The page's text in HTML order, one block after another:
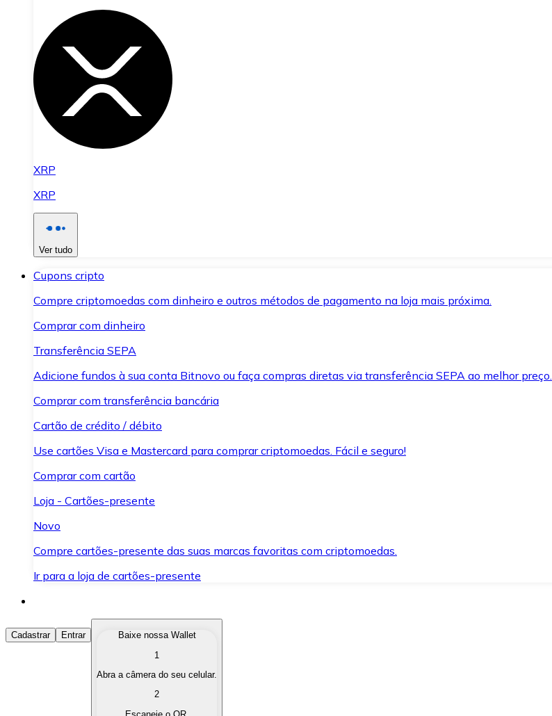
XRP
XRP
Ver tudo
Cupons cripto
Compre criptomoedas com dinheiro e outros métodos de pagamento na loja mais próxima.
Comprar com dinheiro
Transferência SEPA
Adicione fundos à sua conta Bitnovo ou faça compras diretas via transferência SEPA ao melhor preço.
Comprar com transferência bancária
Cartão de crédito / débito
Use cartões Visa e Mastercard para comprar criptomoedas. Fácil e seguro!
Comprar com cartão
Loja - Cartões-presente
Novo
Compre cartões-presente das suas marcas favoritas com criptomoedas.
Ir para a loja de cartões-presente
Comprar Criptomoedas
Compre as criptomoedas de seu interesse de forma rápida e segura.
Converta suas criptomoedas em moeda fiduciária quando precisar.
Cadastrar Entrar
Baixe nossa Wallet
1
Abra a câmera do seu celular.
2